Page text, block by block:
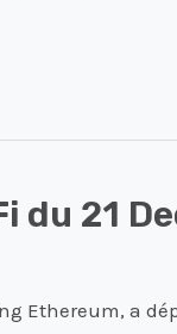
21
Ethereum, a